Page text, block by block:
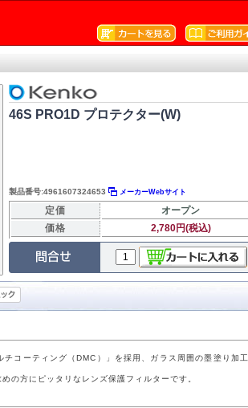
46S PRO1D プロテクター(W)
製品番号:4961607324653 メーカーWebサイト
定価
オープン
価格
2,780円(税込)
チコーティング（DMC）」を採用、ガラス周囲の墨塗り加工
の方にピッタリなレンズ保護フィルターです。